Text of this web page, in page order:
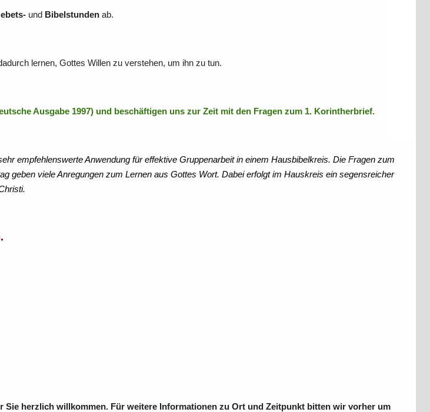
und Bibelstunden ab.
lernen, Gottes Willen zu verstehen, um ihn zu tun.
Ausgabe 1997) und beschäftigen uns zur Zeit mit den Fragen zum 1. Korintherbrief.
empfehlenswerte Anwendung für effektive Gruppenarbeit in einem Hausbibelkreis. Die Fragen zum
geben viele Anregungen zum Lernen aus Gottes Wort. Dabei erfolgt im Hauskreis ein segensreicher
herzlich willkommen. Für weitere Informationen zu Ort und Zeitpunkt bitten wir vorher um